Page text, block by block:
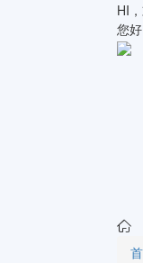
HI
您好